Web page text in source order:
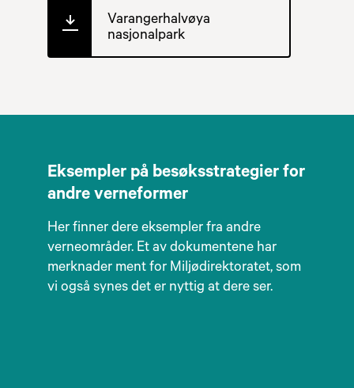
Varangerhalvøya
nasjonalpark
Eksempler på besøksstrategier for
andre verneformer
Her finner dere eksempler fra andre
verneområder. Et av dokumentene har
merknader ment for Miljødirektoratet, som
vi også synes det er nyttig at dere ser.